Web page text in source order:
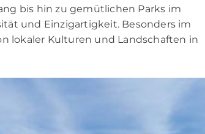
bis hin zu gemütlichen Parks im
und Einzigartigkeit. Besonders im
lokaler Kulturen und Landschaften in